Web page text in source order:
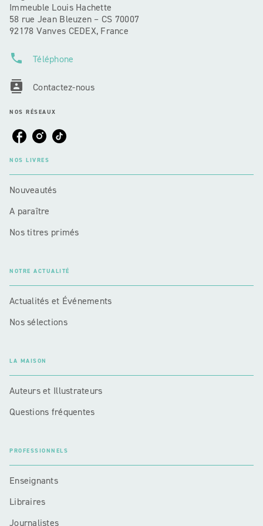
Immeuble Louis Hachette
58 rue Jean Bleuzen – CS 70007
92178 Vanves CEDEX, France
phone Téléphone
contacts Contactez-nous
NOS RÉSEAUX
NOS LIVRES
Nouveautés
A paraître
Nos titres primés
NOTRE ACTUALITÉ
Actualités et Événements
Nos sélections
LA MAISON
Auteurs et Illustrateurs
Questions fréquentes
PROFESSIONNELS
Enseignants
Libraires
Journalistes